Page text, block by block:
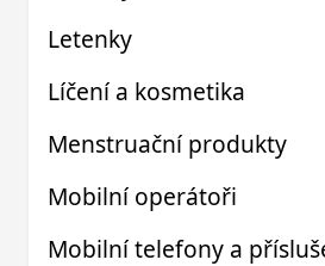
Letenky
Líčení a kosmetika
Menstruační produkty
Mobilní operátoři
Mobilní telefony a